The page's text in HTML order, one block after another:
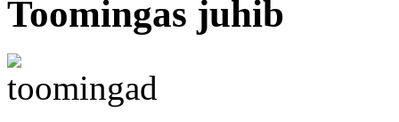
Toomingas juhib